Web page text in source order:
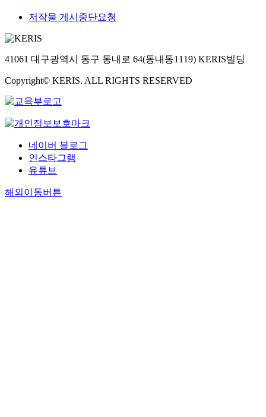
저작물 게시중단요청
41061 대구광역시 동구 동내로 64(동내동1119) KERIS빌딩
Copyright© KERIS. ALL RIGHTS RESERVED
네이버 블로그
인스타그램
유튜브
해외이동버튼